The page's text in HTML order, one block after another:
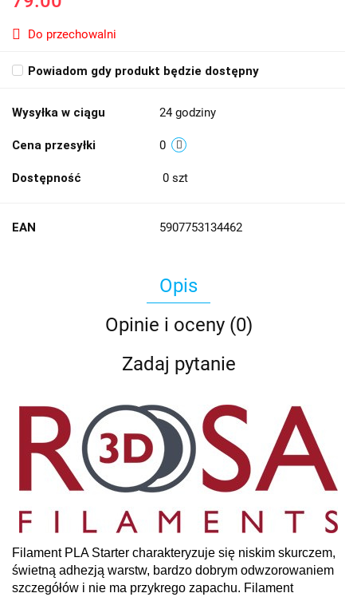
Do przechowalni
Powiadom gdy produkt będzie dostępny
Wysyłka w ciągu 24 godziny
Cena przesyłki 0
Dostępność 0 szt
EAN 5907753134462
Opis
Opinie i oceny (0)
Zadaj pytanie
Filament PLA Starter charakteryzuje się niskim skurczem,
świetną adhezją warstw, bardzo dobrym odwzorowaniem
szczegółów i nie ma przykrego zapachu. Filament